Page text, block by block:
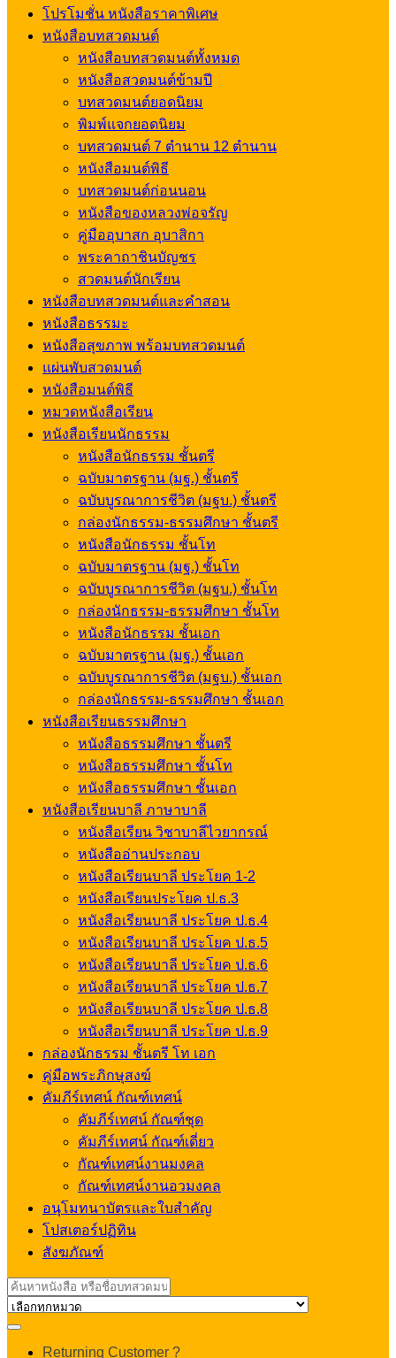
โปรโมชั่น หนังสือราคาพิเศษ
หนังสือบทสวดมนต์
หนังสือบทสวดมนต์ทั้งหมด
หนังสือสวดมนต์ข้ามปี
บทสวดมนต์ยอดนิยม
พิมพ์แจกยอดนิยม
บทสวดมนต์ 7 ตำนาน 12 ตำนาน
หนังสือมนต์พิธี
บทสวดมนต์ก่อนนอน
หนังสือของหลวงพ่อจรัญ
คู่มืออุบาสก อุบาสิกา
พระคาถาชินบัญชร
สวดมนต์นักเรียน
หนังสือบทสวดมนต์และคำสอน
หนังสือธรรมะ
หนังสือสุขภาพ พร้อมบทสวดมนต์
แผ่นพับสวดมนต์
หนังสือมนต์พิธี
หมวดหนังสือเรียน
หนังสือเรียนนักธรรม
หนังสือนักธรรม ชั้นตรี
ฉบับมาตรฐาน (มฐ.) ชั้นตรี
ฉบับบูรณาการชีวิต (มฐบ.) ชั้นตรี
กล่องนักธรรม-ธรรมศึกษา ชั้นตรี
หนังสือนักธรรม ชั้นโท
ฉบับมาตรฐาน (มฐ.) ชั้นโท
ฉบับบูรณาการชีวิต (มฐบ.) ชั้นโท
กล่องนักธรรม-ธรรมศึกษา ชั้นโท
หนังสือนักธรรม ชั้นเอก
ฉบับมาตรฐาน (มฐ.) ชั้นเอก
ฉบับบูรณาการชีวิต (มฐบ.) ชั้นเอก
กล่องนักธรรม-ธรรมศึกษา ชั้นเอก
หนังสือเรียนธรรมศึกษา
หนังสือธรรมศึกษา ชั้นตรี
หนังสือธรรมศึกษา ชั้นโท
หนังสือธรรมศึกษา ชั้นเอก
หนังสือเรียนบาลี ภาษาบาลี
หนังสือเรียน วิชาบาลีไวยากรณ์
หนังสืออ่านประกอบ
หนังสือเรียนบาลี ประโยค 1-2
หนังสือเรียนประโยค ป.ธ.3
หนังสือเรียนบาลี ประโยค ป.ธ.4
หนังสือเรียนบาลี ประโยค ป.ธ.5
หนังสือเรียนบาลี ประโยค ป.ธ.6
หนังสือเรียนบาลี ประโยค ป.ธ.7
หนังสือเรียนบาลี ประโยค ป.ธ.8
หนังสือเรียนบาลี ประโยค ป.ธ.9
กล่องนักธรรม ชั้นตรี โท เอก
คู่มือพระภิกษุสงฆ์
คัมภีร์เทศน์ กัณฑ์เทศน์
คัมภีร์เทศน์ กัณฑ์ชุด
คัมภีร์เทศน์ กัณฑ์เดี่ยว
กัณฑ์เทศน์งานมงคล
กัณฑ์เทศน์งานอวมงคล
อนุโมทนาบัตรและใบสำคัญ
โปสเตอร์ปฏิทิน
สังฆภัณฑ์
Search
for:
Returning Customer ?